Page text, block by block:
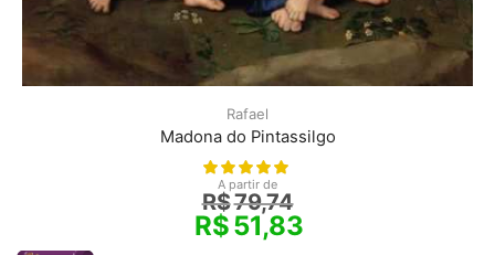
Rafael
Madona do Pintassilgo
A partir de
R$79,74
R$51,83